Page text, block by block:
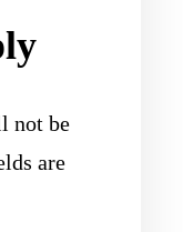
not be
are